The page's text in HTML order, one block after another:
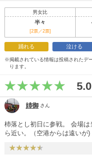
男女比
半々
[2票／2票]
踊れる 泣ける
※掲載されている情報は投稿されたデ
ります。
5.0
姉御 さん
杮落とし初日に参戦。 会場
ら近い。（空港からは遠いが
なと思いました。 音割れが気になりまし